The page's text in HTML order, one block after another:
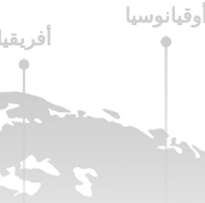
أوقيانوسيا
أفريقيا